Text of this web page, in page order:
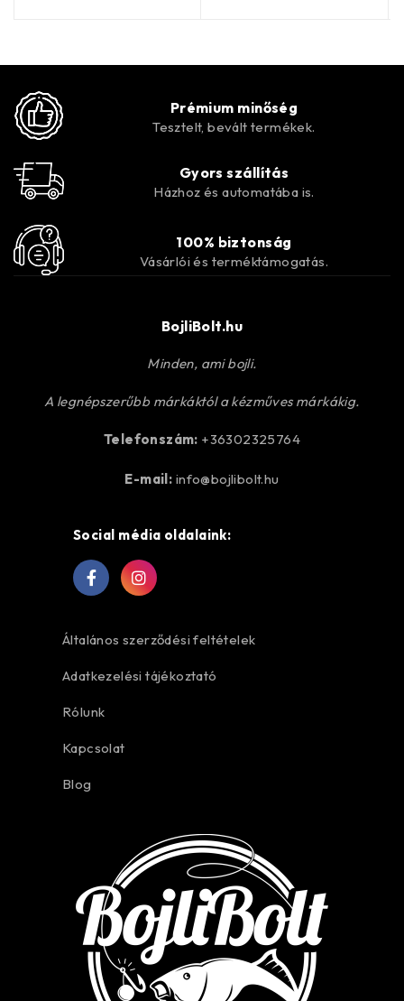
Prémium minőség
Tesztelt, bevált termékek.
Gyors szállítás
Házhoz és automatába is.
100% biztonság
Vásárlói és terméktámogatás.
BojliBolt.hu
Minden, ami bojli.
A legnépszerűbb márkáktól a kézműves márkákig.
Telefonszám: +36302325764
E-mail: info@bojlibolt.hu
Social média oldalaink:
Általános szerződési feltételek
Adatkezelési tájékoztató
Rólunk
Kapcsolat
Blog